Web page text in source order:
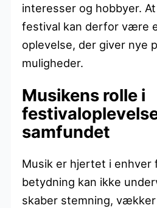
interesser og hobbyer.
festival kan derfor være
oplevelse, der giver nye
muligheder.
Musikens rolle i
samfundet
Musik er hjertet i enhver
betydning kan ikke
skaber stemning,